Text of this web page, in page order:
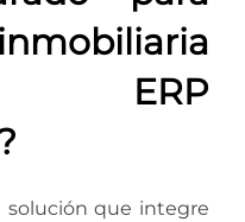
ERP
solución que integre